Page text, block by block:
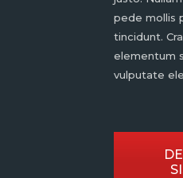
pede mollis
tincidunt.
elementum
vulputate